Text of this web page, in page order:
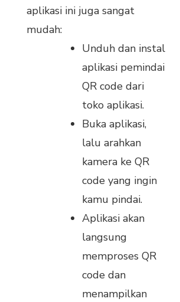
aplikasi ini juga sangat
mudah:
Unduh dan instal
aplikasi pemindai
QR code dari
toko aplikasi.
Buka aplikasi,
lalu arahkan
kamera ke QR
code yang ingin
kamu pindai.
Aplikasi akan
langsung
memproses QR
code dan
menampilkan